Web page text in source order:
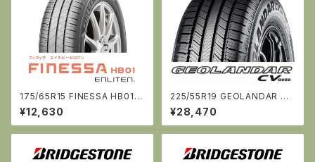
175/65R15 FINESSA HB01:
ブリヂストン
¥12,630
225/55R19 GEOLANDAR CV
G058《ｼﾞｵﾗﾝﾀﾞｰ》 [ﾖｺﾊﾏ]
¥28,470